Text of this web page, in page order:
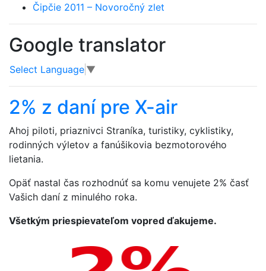
Čipčie 2011 – Novoročný zlet
Google translator
Select Language ▼
2% z daní pre X-air
Ahoj piloti, priaznivci Straníka, turistiky, cyklistiky,
rodinných výletov a fanúšikovia bezmotorového
lietania.
Opäť nastal čas rozhodnúť sa komu venujete 2% časť
Vašich daní z minulého roka.
Všetkým priespievateľom vopred ďakujeme.